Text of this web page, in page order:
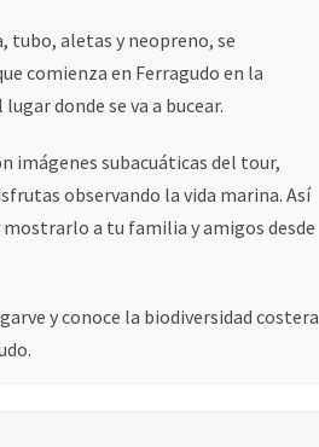
tubo, aletas y neopreno, se
comienza en Ferragudo en la
donde se va a bucear.
imágenes subacuáticas del tour,
observando la vida marina. Así
a tu familia y amigos desde
y conoce la biodiversidad costera